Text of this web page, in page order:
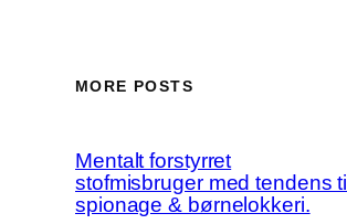
MORE POSTS
Mentalt forstyrret
stofmisbruger med tendens til
spionage & børnelokkeri.